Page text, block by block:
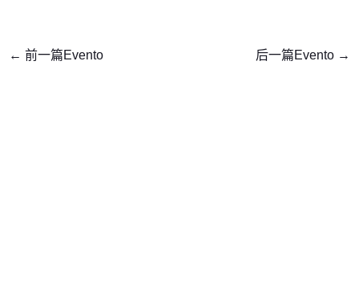
← 前一篇Evento 后一篇Evento →